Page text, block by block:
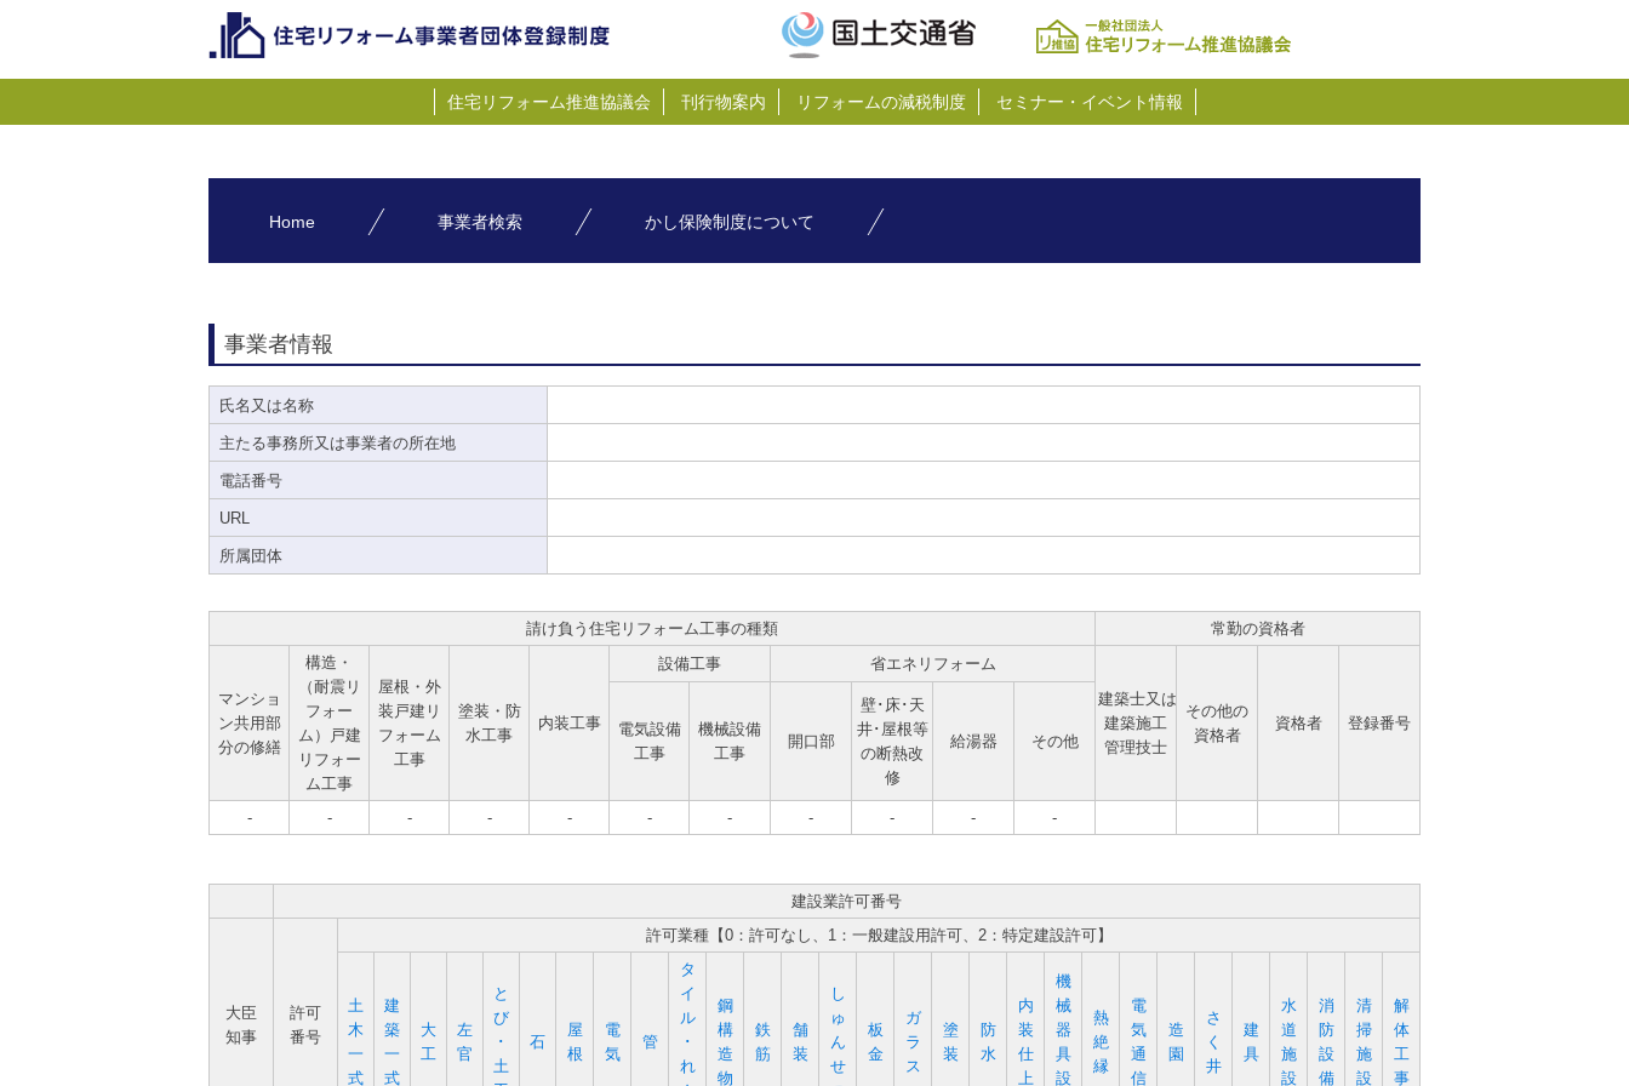
住宅リフォーム推進協議会 刊行物案内 リフォームの減税制度 セミナー・イベント情報
Home 事業者検索 かし保険制度について
事業者情報
氏名又は名称
主たる事務所又は事業者の所在地
電話番号
URL
所属団体
請け負う住宅リフォーム工事の種類 常勤の資格者
マンショ
ン共用部
分の修繕
構造・
（耐震リ
フォー
ム）戸建
リフォー
ム工事
屋根・外
装戸建リ
フォーム
工事
塗装・防
水工事
内装工事
設備工事
省エネリフォーム
建築士又は
建築施工
管理技士
その他の
資格者
資格者 登録番号
電気設備
工事
機械設備
工事
開口部
壁･床･天
井･屋根等
の断熱改
修
給湯器 その他
- - - - - - - - - - -
建設業許可番号
大臣
知事
許可
番号
許可業種【0：許可なし、1：一般建設用許可、2：特定建設許可】
土
木
一
式
建
築
一
式
大
工
左
官
と
び
･
土
石
屋
根
電
気
管
タ
イ
ル
･
れ
鋼
構
造
物
鉄
筋
舗
装
し
ゅ
ん
せ
板
金
ガ
ラ
ス
塗
装
防
水
内
装
仕
上
機
械
器
具
設
熱
絶
縁
電
気
通
信
造
園
さ
く
井
建
具
水
道
施
設
消
防
設
備
清
掃
施
設
解
体
工
事